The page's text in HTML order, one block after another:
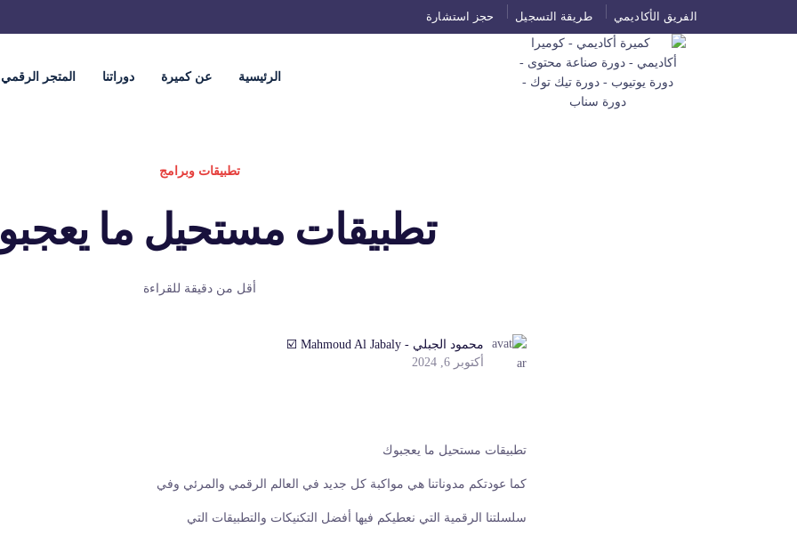
الفريق الأكاديمي طريقة التسجيل حجز استشارة
الرئيسية عن كميرة دوراتنا المتجر الرقمي
تطبيقات وبرامج
تطبيقات مستحيل ما
أقل من دقيقة للقراءة
محمود الجبلي - Mahmoud Al Jabaly ☑️
أكتوبر 6, 2024
تطبيقات مستحيل ما يعجبوك
كما عودتكم مدوناتنا هي مواكبة كل جديد في العالم الرقمي والمرئي وفي
سلسلتنا الرقمية التي نعطيكم فيها أفضل التكنيكات والتطبيقات التي